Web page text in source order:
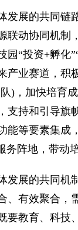
展的共同链路
联动协同机制
园“投资+孵化
产业赛道，积
)，加快培育
支持和引导旗
能等要素集成
务阵地，带动
展的共同机制
、有效聚合，
要教育、科技